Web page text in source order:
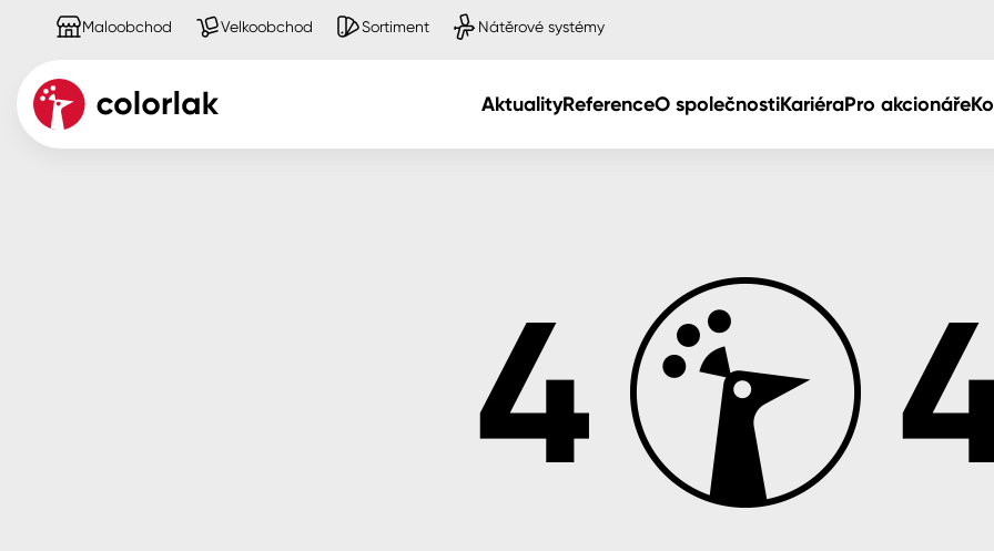
Maloobchod Velkoobchod Sortiment Nátěrové systémy
AktualityReferenceO společnostiKariéraPro akcionáře